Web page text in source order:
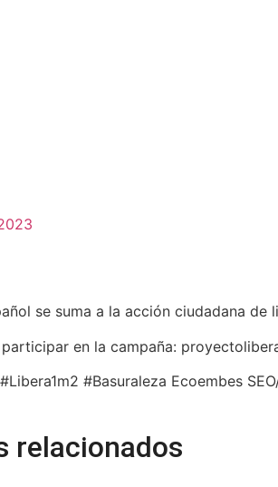
se suma a la acción ciudadana
en la campaña:
#Basuraleza Ecoembes
relacionados